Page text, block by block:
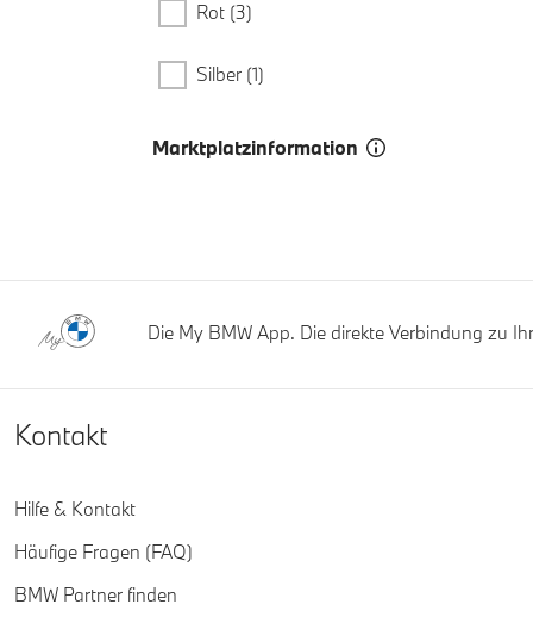
Rot (3)
Silber (1)
Marktplatzinformation